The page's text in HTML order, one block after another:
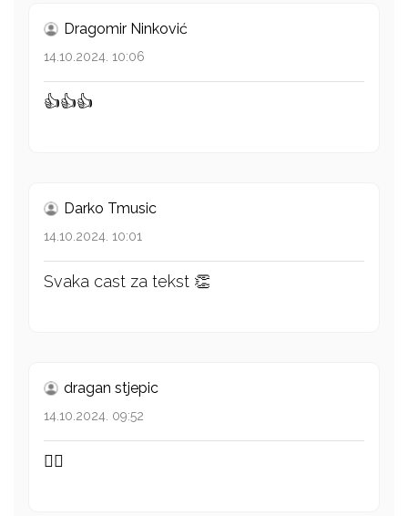
Dragomir Ninković
14.10.2024. 10:06
👍👍👍
Darko Tmusic
14.10.2024. 10:01
Svaka cast za tekst 👏
dragan stjepic
14.10.2024. 09:52
👍🏻